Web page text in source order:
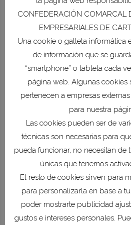
emprearios y de COEC
dinazadora y cohesionadora.
El encargado de cerrar
presidente de la
Fernando López Miras,
la excelecnia es la seña
empresarios de Cartagena.
Esta edición de los
Empresarial ha sido
nuestros patrocinadores:
CAIXA, CAJA RURAL
CONFEDERACIÓN COMARCAL
EMPRESARIALES DE
Una cookie o galleta informática
de información que se
“smartphone” o tableta cada
página web. Algunas cookies
pertenecen a empresas
para nuestra
Las cookies pueden ser de
técnicas son necesarias para
pueda funcionar, no necesitan de
únicas que tenemos
El resto de cookies sirven para
para personalizarla en base a
poder mostrarte publicidad
gustos e intereses personales.